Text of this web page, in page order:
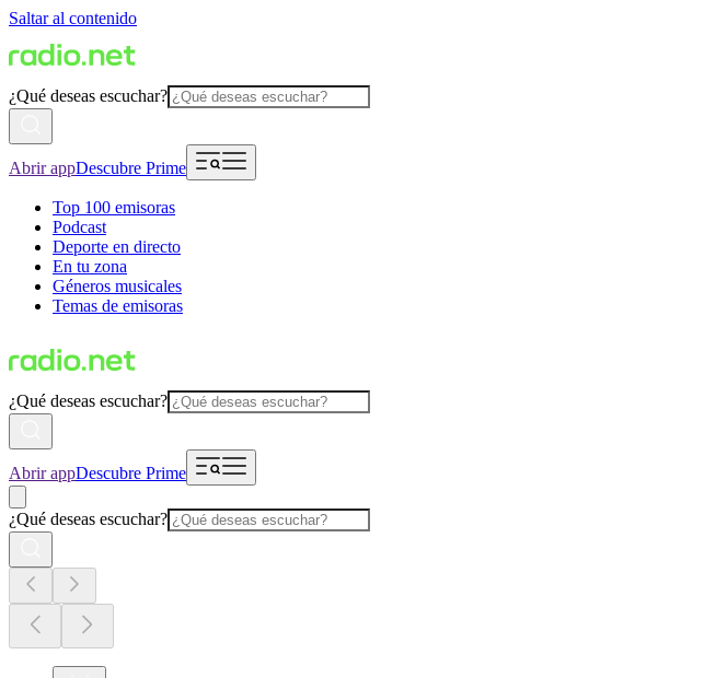
Saltar al contenido
¿Qué deseas escuchar?
Abrir appDescubre Prime
Top 100 emisoras
Podcast
Deporte en directo
En tu zona
Géneros musicales
Temas de emisoras
¿Qué deseas escuchar?
Abrir appDescubre Prime
¿Qué deseas escuchar?